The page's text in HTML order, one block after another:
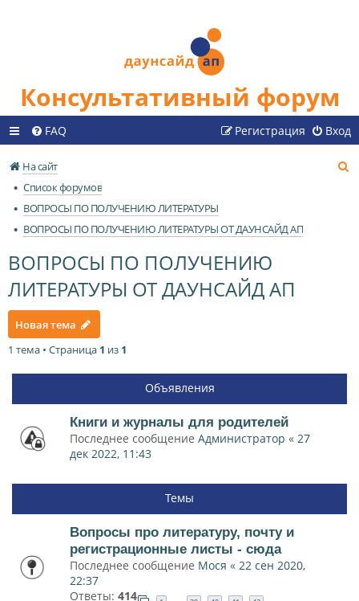
Консультативный форум
FAQ Вход
Регистрация
На сайт
Список форумов
ВОПРОСЫ ПО ПОЛУЧЕНИЮ ЛИТЕРАТУРЫ
ВОПРОСЫ ПО ПОЛУЧЕНИЮ ЛИТЕРАТУРЫ ОТ ДАУНСАЙД АП
ВОПРОСЫ ПО ПОЛУЧЕНИЮ
ЛИТЕРАТУРЫ ОТ ДАУНСАЙД АП
Новая тема
1 тема • Страница 1 из 1
Объявления
Книги и журналы для родителей
Последнее сообщение Администратор « 27
дек 2022, 11:43
Темы
Вопросы про литературу, почту и
регистрационные листы - сюда
Последнее сообщение Мося « 22 сен 2020,
22:37
Ответы: 414